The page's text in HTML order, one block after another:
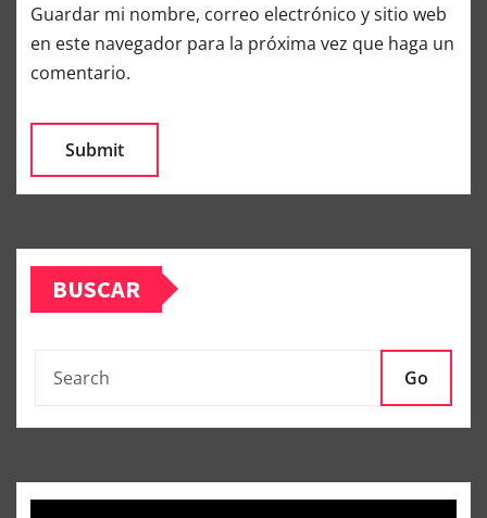
Guardar mi nombre, correo electrónico y sitio web
en este navegador para la próxima vez que haga un
comentario.
BUSCAR
Go